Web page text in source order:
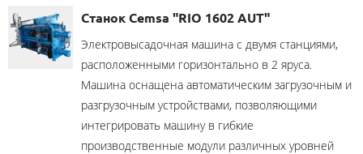
Станок Cemsa "RIO 1602 AUT"
Электровысадочная машина с двумя станциями,
расположенными горизонтально в 2 яруса.
Машина оснащена автоматическим загрузочным и
разгрузочным устройствами, позволяющими
интегрировать машину в гибкие
производственные модули различных уровней